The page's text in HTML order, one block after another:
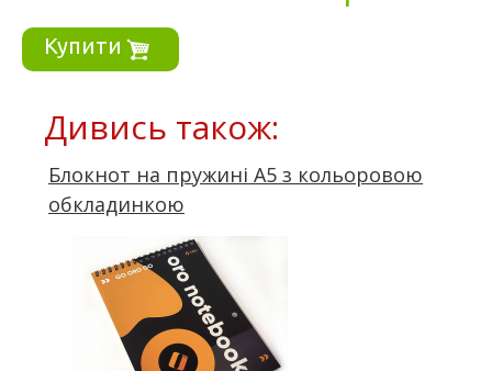
Купити
Дивись також:
Блокнот на пружині А5 з кольоровою
обкладинкою